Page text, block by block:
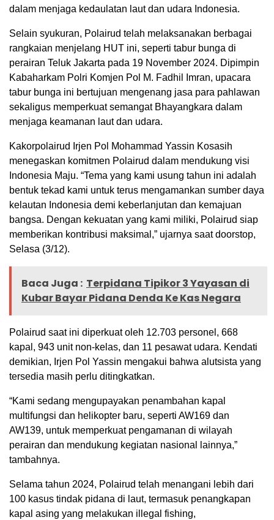
dalam menjaga kedaulatan laut dan udara Indonesia.
Selain syukuran, Polairud telah melaksanakan berbagai
rangkaian menjelang HUT ini, seperti tabur bunga di
perairan Teluk Jakarta pada 19 November 2024. Dipimpin
Kabaharkam Polri Komjen Pol M. Fadhil Imran, upacara
tabur bunga ini bertujuan mengenang jasa para pahlawan
sekaligus memperkuat semangat Bhayangkara dalam
menjaga keamanan laut dan udara.
Kakorpolairud Irjen Pol Mohammad Yassin Kosasih
menegaskan komitmen Polairud dalam mendukung visi
Indonesia Maju. “Tema yang kami usung tahun ini adalah
bentuk tekad kami untuk terus mengamankan sumber daya
kelautan Indonesia demi keberlanjutan dan kemajuan
bangsa. Dengan kekuatan yang kami miliki, Polairud siap
memberikan kontribusi maksimal,” ujarnya saat doorstop,
Selasa (3/12).
Baca Juga : Terpidana Tipikor 3 Yayasan di
Kubar Bayar Pidana Denda Ke Kas Negara
Polairud saat ini diperkuat oleh 12.703 personel, 668
kapal, 943 unit non-kelas, dan 11 pesawat udara. Kendati
demikian, Irjen Pol Yassin mengakui bahwa alutsista yang
tersedia masih perlu ditingkatkan.
“Kami sedang mengupayakan penambahan kapal
multifungsi dan helikopter baru, seperti AW169 dan
AW139, untuk memperkuat pengamanan di wilayah
perairan dan mendukung kegiatan nasional lainnya,”
tambahnya.
Selama tahun 2024, Polairud telah menangani lebih dari
100 kasus tindak pidana di laut, termasuk penangkapan
kapal asing yang melakukan illegal fishing,